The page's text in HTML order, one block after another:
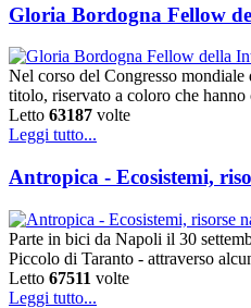
Gloria Bordogna Fellow
Nel corso del Congresso
titolo, riservato a coloro che
Letto 63187 volte
Leggi tutto...
Antropica - Ecosistemi,
Parte in bici da Napoli il 30
Piccolo di Taranto - attraverso
Letto 67511 volte
Leggi tutto...